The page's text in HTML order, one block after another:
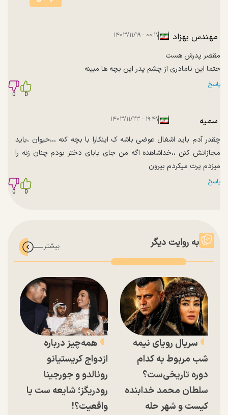
مهندس بهزاد
انصاری
|
|۰۰:۱۷ - ۱۴۰۳/۱۱/۱۹
مقصر پدرش هست
حتما این نامادری از چشم پدر این بچه ها مبینه
پاسخ
0
0
سمیه |
|۱۹:۴۷ - ۱۴۰۳/۱۱/۲۳
چقدر آدم باید اشغال عوضی باشه ک اینکارا با بچه کنه ،،،حیوان ،باید
مجازاتش کنن ،،خداشاهده اگه من جای بابای دختر بودم چنان زنه را
میزدم پرت میکردم بیرون
پاسخ
0
0
به روایت دیگر
سریال رویای نیمه
شب مربوط به کدام
دوره تاریخی‌ست؟
سلطان محمد خدابنده
کیست و شهر حله
همه‌چیز درباره
ازدواج کریستیانو
رونالدو و جورجینا
رودریگز؛ شایعه ست یا
واقعیت؟!